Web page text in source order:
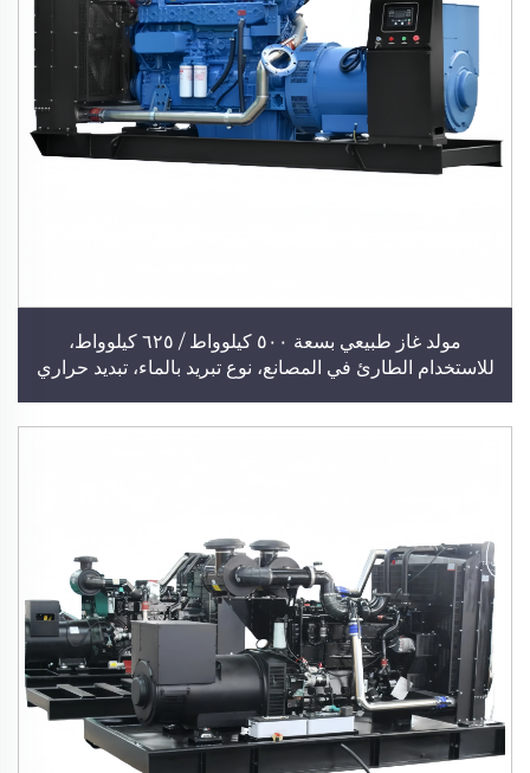
مولد غاز طبيعي بسعة ٥٠٠ كيلوواط / ٦٢٥ كيلوواط،
للاستخدام الطارئ في المصانع، نوع تبريد بالماء، تبديد حراري